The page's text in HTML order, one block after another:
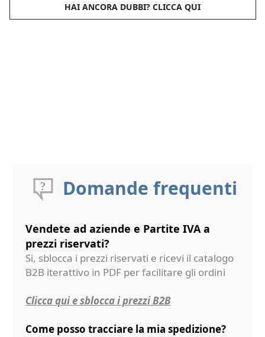
HAI ANCORA DUBBI? CLICCA QUI
Domande frequenti
Vendete ad aziende e Partite IVA a
prezzi riservati?
Si, sblocca i prezzi riservati e ricevi il catalogo
B2B iterattivo in PDF per facilitare gli ordini
Clicca qui e sblocca i prezzi B2B
Come posso tracciare la mia spedizione?